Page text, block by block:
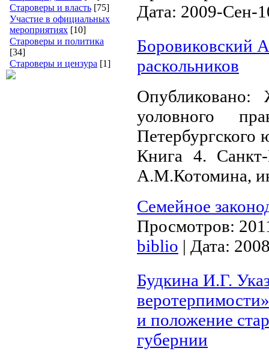
Староверы и власть [75]
Участие в официальных
мероприятиях [10]
Староверы и политика
[34]
Староверы и цензура [1]
Дата: 2009-Сен-
Боровиковский
раскольников
Опубликовано:
уоловного
Петербургского
Книга 4. Санкт-
А.М.Котомина,
Семейное
Просмотров:
biblio | Дата:
Будкина И.Г.
и положение
губернии